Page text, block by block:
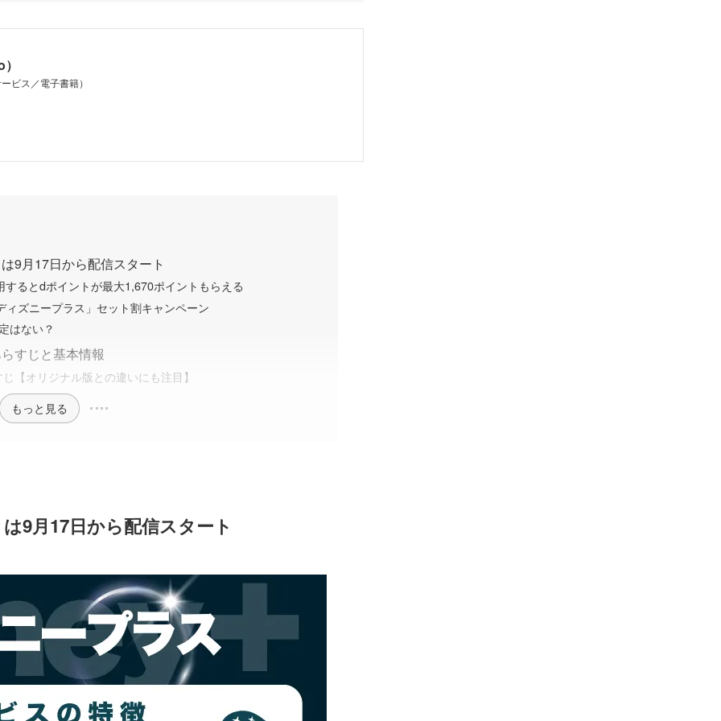
ビス／電子書籍）
9月17日から配信スタート
るとdポイントが最大1,670ポイントもらえる
ズニープラス」セット割キャンペーン
はない？
すじと基本情報
【オリジナル版との違いにも注目】
もっと見る
9月17日から配信スタート